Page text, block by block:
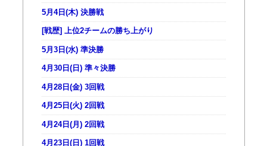
5月4日(木) 決勝戦
[戦歴] 上位2チームの勝ち上がり
5月3日(水) 準決勝
4月30日(日) 準々決勝
4月28日(金) 3回戦
4月25日(火) 2回戦
4月24日(月) 2回戦
4月23日(日) 1回戦